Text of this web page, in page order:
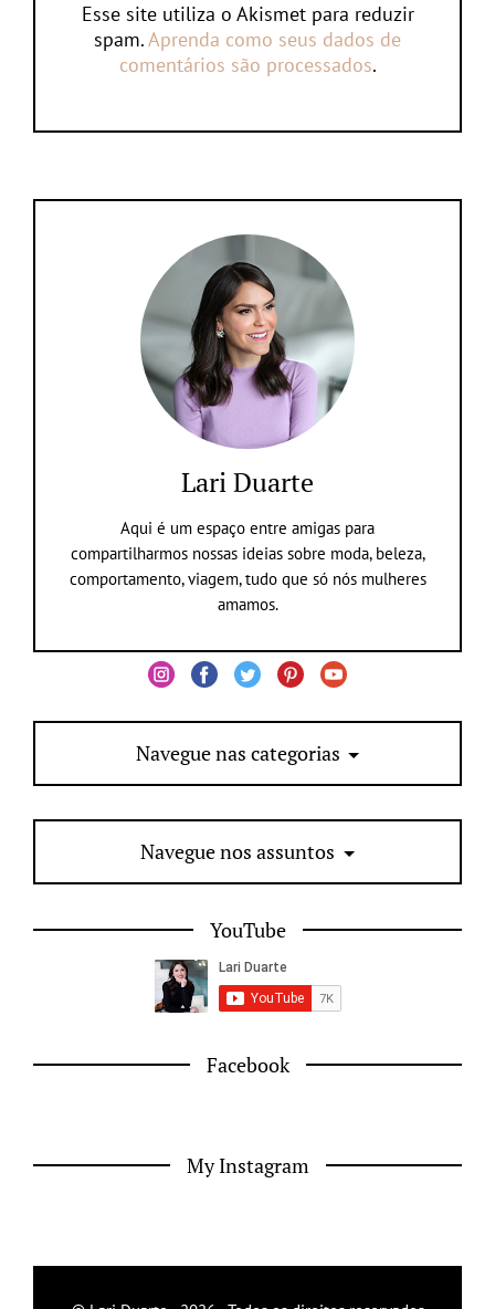
Esse site utiliza o Akismet para reduzir
spam.Aprenda como seus dados de
comentários são processados.
Lari Duarte
Aqui é um espaço entre amigas para
compartilharmos nossas ideias sobre moda, beleza,
comportamento, viagem, tudo que só nós mulheres
amamos.
Navegue nas categorias
Navegue nos assuntos
YouTube
Facebook
My Instagram